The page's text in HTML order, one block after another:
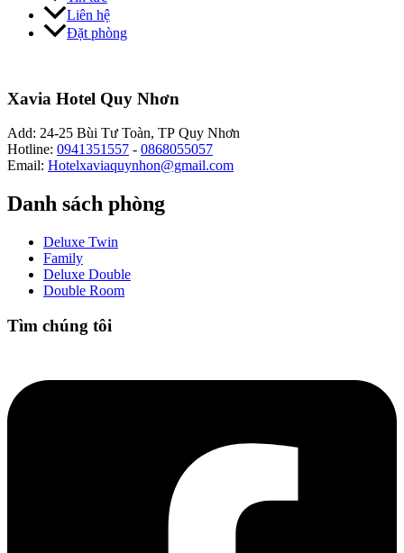
Liên hệ
Đặt phòng
Xavia Hotel Quy Nhơn
Add: 24-25 Bùi Tư Toàn, TP Quy Nhơn
Hotline: 0941351557 - 0868055057
Email: Hotelxaviaquynhon@gmail.com
Danh sách phòng
Deluxe Twin
Family
Deluxe Double
Double Room
Tìm chúng tôi